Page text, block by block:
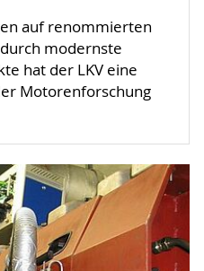
auf renommierten
modernste
hat der LKV eine
Motorenforschung